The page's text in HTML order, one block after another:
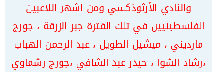
والنادي الأرثوذكسي ومن اشهر اللاعبين
الفلسطينيين في تلك الفترة جبر الزرقة ، جورج
مارديني ، ميشيل الطويل ، عبد الرحمن الهباب
،رشاد الشوا ، حيدر عبد الشافي ،جورج رشماوي